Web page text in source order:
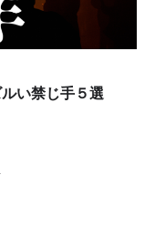
い禁じ手５選